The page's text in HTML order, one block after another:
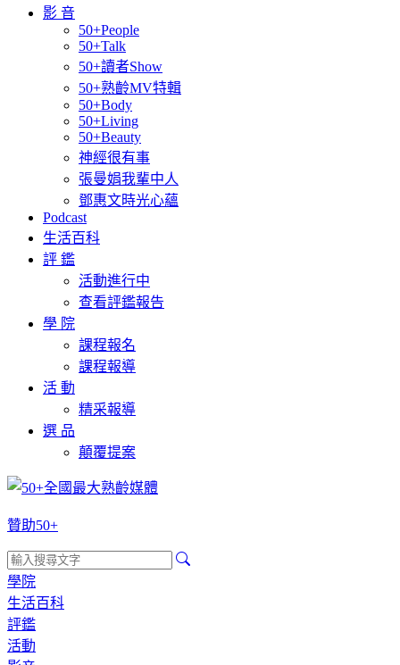
影 音
50+People
50+Talk
50+讀者Show
50+熟齡MV特輯
50+Body
50+Living
50+Beauty
神經很有事
張曼娟我輩中人
鄧惠文時光心蘊
Podcast
生活百科
評 鑑
活動進行中
查看評鑑報告
學 院
課程報名
課程報導
活 動
精采報導
選 品
顛覆提案
贊助50+
學院
生活百科
評鑑
活動